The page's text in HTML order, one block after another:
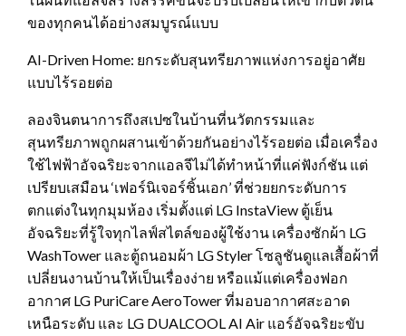
ของทุกคนได้อย่างสมบูรณ์แบบ
AI-Driven Home: ยกระดับสุนทรียภาพแห่งการอยู่อาศัย
แบบไร้รอยต่อ
ลองจินตนาการถึงสเปซในบ้านที่นวัตกรรมและ
สุนทรียภาพถูกผสานเข้าด้วยกันอย่างไร้รอยต่อ เมื่อเครื่อง
ใช้ไฟฟ้าอัจฉริยะจากแอลจีไม่ได้ทำหน้าที่แค่ฟังก์ชัน แต่
เปรียบเสมือน ‘เฟอร์นิเจอร์ชิ้นเอก’ ที่ช่วยยกระดับการ
ตกแต่งในทุกมุมห้อง เริ่มตั้งแต่ LG InstaView ตู้เย็น
อัจฉริยะที่รู้ใจทุกไลฟ์สไตล์ของผู้ใช้งาน เครื่องซักผ้า LG
WashTower และตู้ถนอมผ้า LG Styler โซลูชันดูแลเสื้อผ้าที่
เปลี่ยนงานบ้านให้เป็นเรื่องง่าย หรือแม้แต่เครื่องฟอก
อากาศ LG PuriCare AeroTower ที่มอบอากาศสะอาด
เหนือระดับ และ LG DUALCOOL AI Air แอร์อัจฉริยะขับ